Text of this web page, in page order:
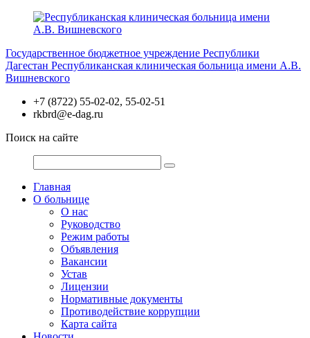
Перейти
Государственное бюджетное учреждение Республики
Дагестан Республиканская клиническая больница имени А.В.
Вишневского
+7 (8722) 55-02-02, 55-02-51
rkbrd@e-dag.ru
Поиск на сайте
Главная
О больнице
О нас
Руководство
Режим работы
Объявления
Вакансии
Устав
Лицензии
Нормативные документы
Противодействие коррупции
Карта сайта